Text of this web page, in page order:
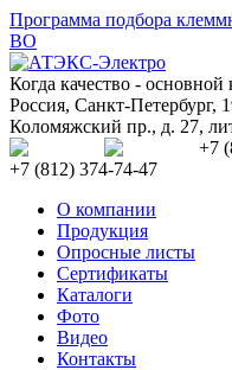
Программа подбора
ВО
Когда качество - основной
Россия, Санкт-Петербург,
Коломяжский пр., д. 27,
+7
+7 (812) 374-74-47
О компании
Продукция
Опросные листы
Сертификаты
Каталоги
Фото
Видео
Контакты